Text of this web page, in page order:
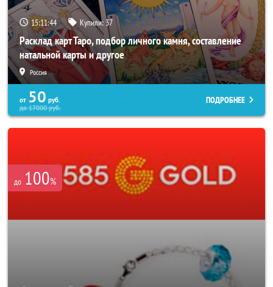
15:11:40 Купили: 37
Расклад карт Таро, подбор личного камня, составление
натальной карты и другое
Россия
от 50 руб.
до17000руб.
ПОДРОБНЕЕ
до 100%